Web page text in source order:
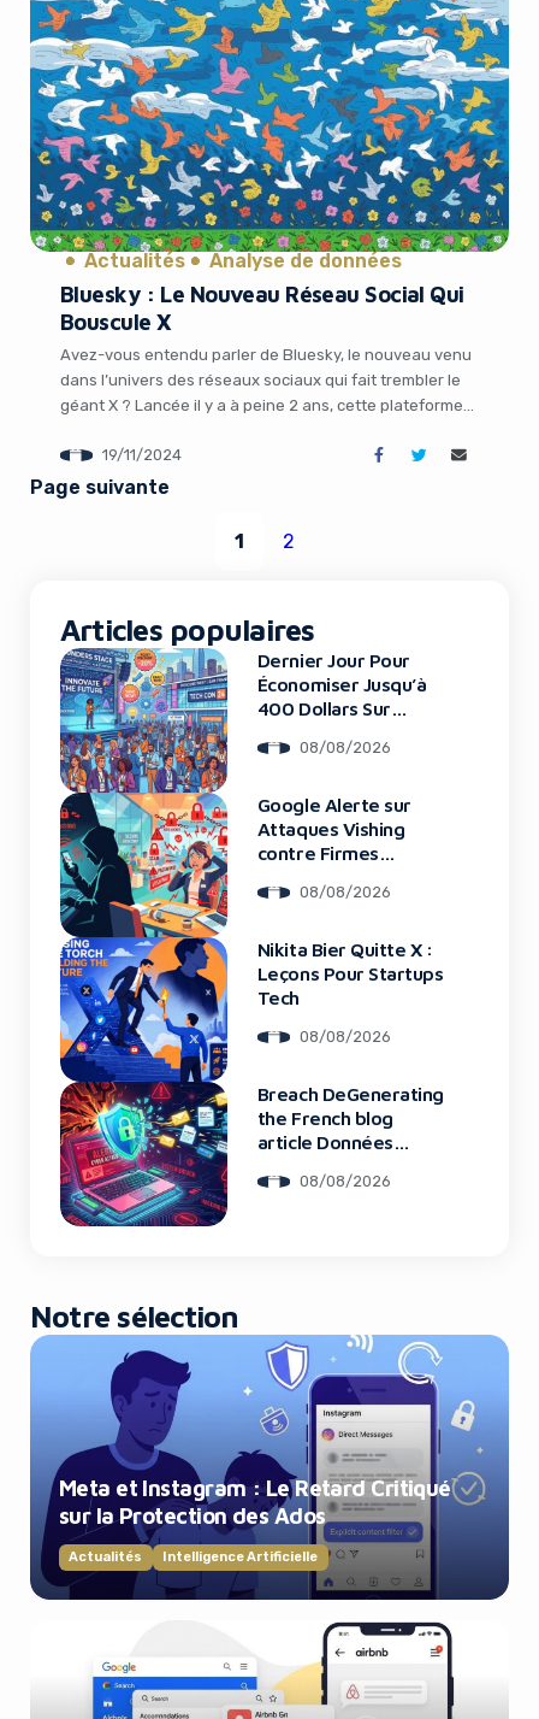
Actualités Analyse de données
Bluesky : Le Nouveau Réseau Social Qui
Bouscule X
Avez-vous entendu parler de Bluesky, le nouveau venu
dans l’univers des réseaux sociaux qui fait trembler le
géant X ? Lancée il y a à peine 2 ans, cette plateforme
plus de 20 millions d’utilisateurs. Découvrons ensemble
ce qui fait son succès et la différencie de ses […]
19/11/2024
1 2
Page suivante
Articles populaires
Dernier Jour Pour
Économiser Jusqu’à
400 Dollars Sur
202608/08/2026
Google Alerte sur
Attaques Vishing
contre Firmes
08/08/2026
Nikita Bier Quitte X :
Leçons Pour Startups
Tech
08/08/2026
Breach DeGenerating
the French blog
article Données
Les Clients Touchés
08/08/2026
Notre sélection
Meta et Instagram : Le Retard Critiqué
sur la Protection des Ados
Actualités Intelligence Artificielle